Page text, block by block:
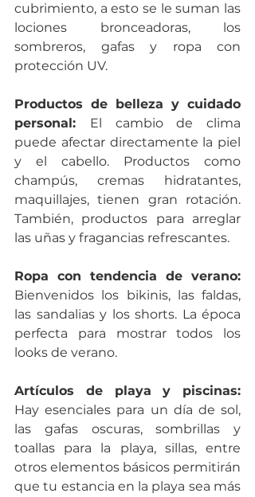
cubrimiento, a esto se le suman las
lociones bronceadoras, los
sombreros, gafas y ropa con
protección UV.
Productos de belleza y cuidado
personal: El cambio de clima
puede afectar directamente la piel
y el cabello. Productos como
champús, cremas hidratantes,
maquillajes, tienen gran rotación.
También, productos para arreglar
las uñas y fragancias refrescantes.
Ropa con tendencia de verano:
Bienvenidos los bikinis, las faldas,
las sandalias y los shorts. La época
perfecta para mostrar todos los
looks de verano.
Artículos de playa y piscinas:
Hay esenciales para un día de sol,
las gafas oscuras, sombrillas y
toallas para la playa, sillas, entre
otros elementos básicos permitirán
que tu estancia en la playa sea más